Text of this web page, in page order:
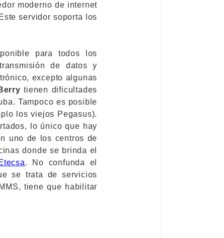
moderno de internet
servidor soporta los
para todos los
de datos y
excepto algunas
tienen dificultades
Tampoco es posible
los viejos Pegasus).
lo único que hay
uno de los centros de
donde se brinda el
. No confunda el
se trata de servicios
tiene que habilitar